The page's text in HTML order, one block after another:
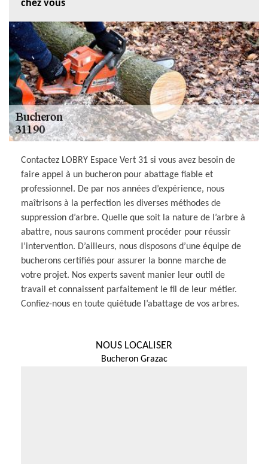
chez vous
Contactez LOBRY Espace Vert 31 si vous avez besoin de
faire appel à un bucheron pour abattage fiable et
professionnel. De par nos années d’expérience, nous
maîtrisons à la perfection les diverses méthodes de
suppression d’arbre. Quelle que soit la nature de l’arbre à
abattre, nous saurons comment procéder pour réussir
l’intervention. D’ailleurs, nous disposons d’une équipe de
bucherons certifiés pour assurer la bonne marche de
votre projet. Nos experts savent manier leur outil de
travail et connaissent parfaitement le fil de leur métier.
Confiez-nous en toute quiétude l’abattage de vos arbres.
NOUS LOCALISER
Bucheron Grazac